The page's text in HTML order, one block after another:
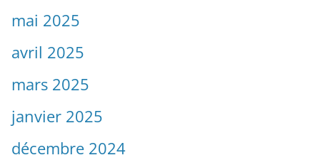
mai 2025
avril 2025
mars 2025
janvier 2025
décembre 2024